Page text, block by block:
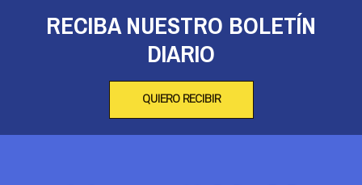
RECIBA NUESTRO BOLETÍN
DIARIO
QUIERO RECIBIR